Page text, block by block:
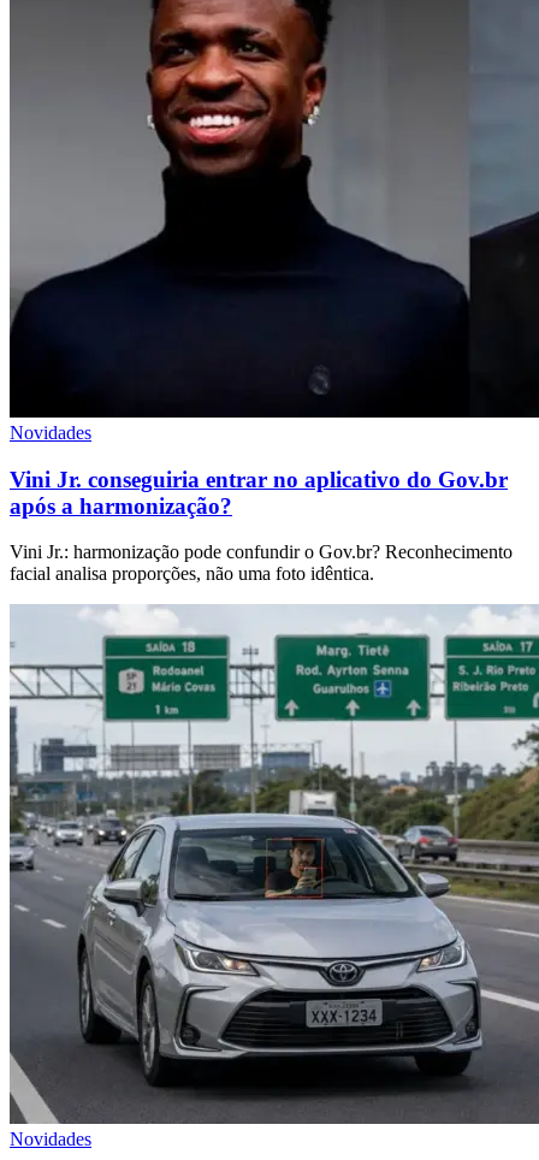
Novidades
Vini Jr. conseguiria entrar no aplicativo do Gov.br
após a harmonização?
Vini Jr.: harmonização pode confundir o Gov.br? Reconhecimento
facial analisa proporções, não uma foto idêntica.
Novidades